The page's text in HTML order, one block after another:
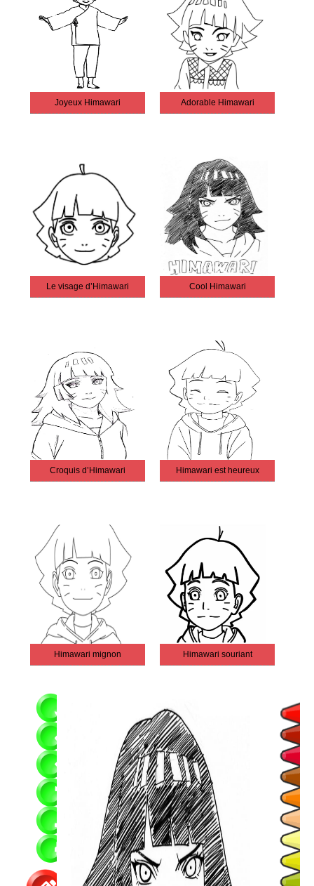
Joyeux Himawari Adorable Himawari
Le visage d’Himawari Cool Himawari
Croquis d’Himawari Himawari est heureux
Himawari mignon Himawari souriant